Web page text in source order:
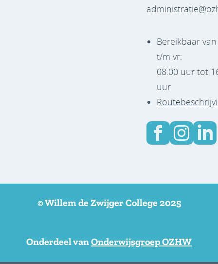
Bereikbaar
t/m vr:
08.00 uur tot
uur
© Willem de Zwijger College 2025
Onderdeel vanOnderwijsgroep OZHW